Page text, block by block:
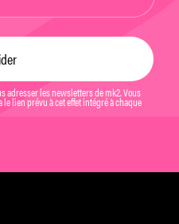
les newsletters de mk2. Vous
lien prévu à cet effet intégré à chaque